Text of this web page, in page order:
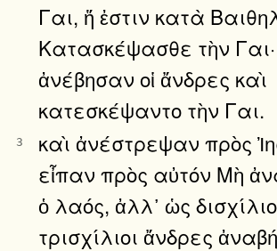
Γαι, ἥ ἐστιν κατὰ
Κατασκέψασθε τὴν Γαι·
ἀνέβησαν οἱ ἄνδρες καὶ
κατεσκέψαντο τὴν Γαι.
3
καὶ ἀνέστρεψαν πρὸς
εἶπαν πρὸς αὐτόν Μὴ
ὁ λαός, ἀλλ᾿ ὡς
τρισχίλιοι ἄνδρες